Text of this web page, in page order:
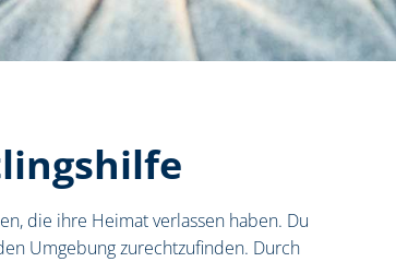
die ihre Heimat verlassen haben. Du
Umgebung zurechtzufinden. Durch